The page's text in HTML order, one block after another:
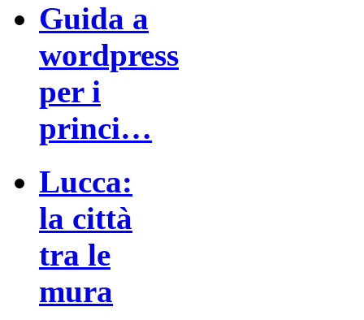
Guida a
wordpress
per i
princi…
Lucca:
la città
tra le
mura